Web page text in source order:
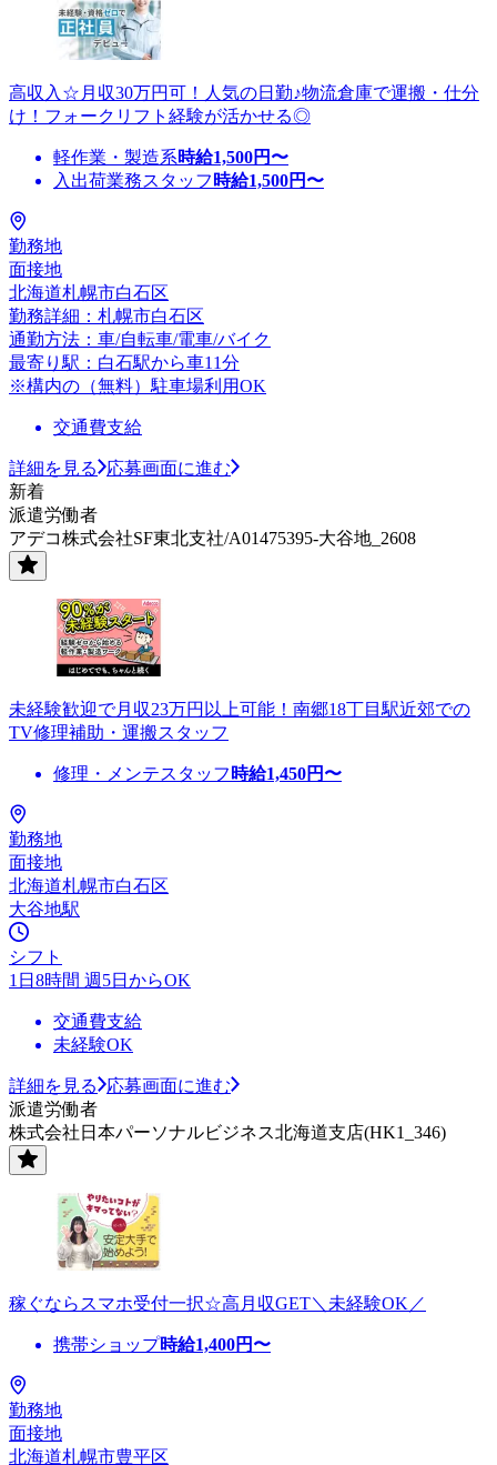
高収入☆月収30万円可！人気の日勤♪物流倉庫で運搬・仕分
け！フォークリフト経験が活かせる◎
軽作業・製造系時給1,500円〜
入出荷業務スタッフ 時給1,500円〜
勤務地
面接地
北海道札幌市白石区
勤務詳細：札幌市白石区
通勤方法：車/自転車/電車/バイク
最寄り駅：白石駅から車11分
※構内の（無料）駐車場利用OK
交通費支給
詳細を見る
応募画面に進む
新着
派遣労働者
アデコ株式会社SF東北支社/A01475395-大谷地_2608
未経験歓迎で月収23万円以上可能！南郷18丁目駅近郊での
TV修理補助・運搬スタッフ
修理・メンテスタッフ 時給1,450円〜
勤務地
面接地
北海道札幌市白石区
大谷地駅
シフト
1日8時間 週5日からOK
交通費支給
未経験OK
詳細を見る
応募画面に進む
派遣労働者
株式会社日本パーソナルビジネス北海道支店(HK1_346)
稼ぐならスマホ受付一択☆高月収GET＼未経験OK／
携帯ショップ時給1,400円〜
勤務地
面接地
北海道札幌市豊平区